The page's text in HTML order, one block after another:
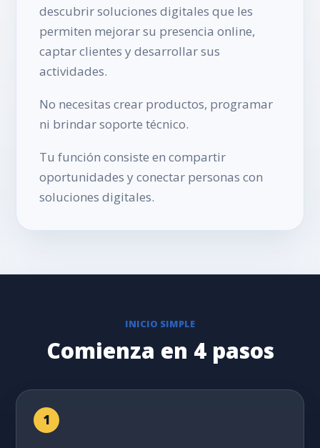
descubrir soluciones digitales que les
permiten mejorar su presencia online,
captar clientes y desarrollar sus
actividades.
No necesitas crear productos, programar
ni brindar soporte técnico.
Tu función consiste en compartir
oportunidades y conectar personas con
soluciones digitales.
INICIO SIMPLE
Comienza en 4 pasos
1